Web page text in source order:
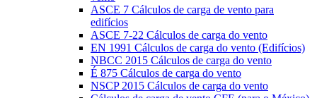
ASCE 7 Cálculos de carga de vento para
edifícios
ASCE 7-22 Cálculos de carga do vento
EN 1991 Cálculos de carga do vento (Edifícios)
NBCC 2015 Cálculos de carga do vento
É 875 Cálculos de carga do vento
NSCP 2015 Cálculos de carga do vento